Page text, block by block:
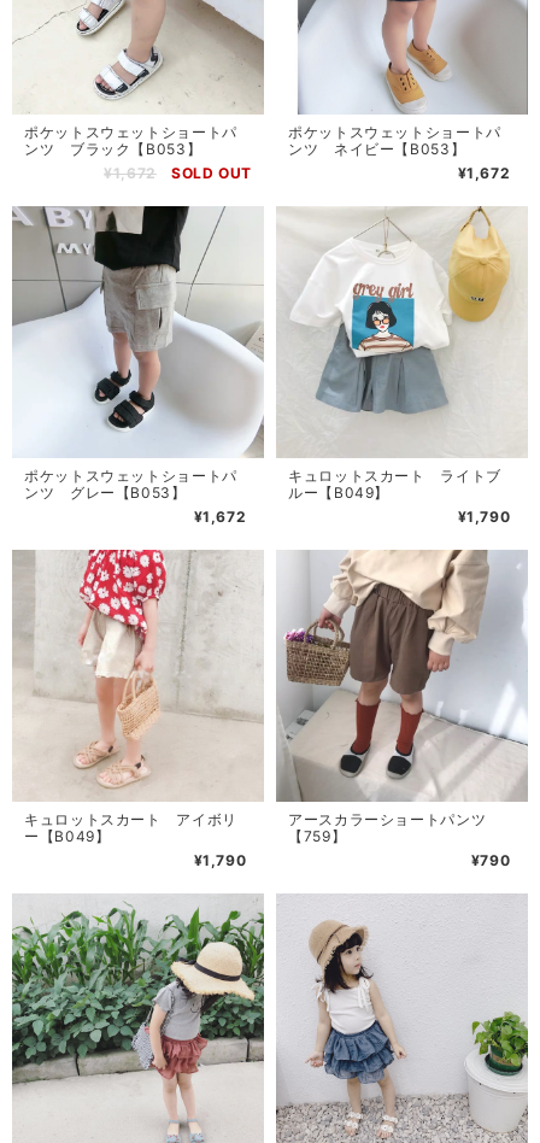
ポケットスウェットショートパ
ンツ ブラック【B053】
¥1,672
SOLD OUT
ポケットスウェットショートパ
ンツ ネイビー【B053】
¥1,672
ポケットスウェットショートパ
ンツ グレー【B053】
¥1,672
キュロットスカート ライトブ
ルー【B049】
¥1,790
キュロットスカート アイボリ
ー【B049】
¥1,790
アースカラーショートパンツ
【759】
¥790